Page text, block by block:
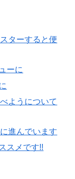
ターすると便
ーに
ようについて
進んでいます
スメです!!